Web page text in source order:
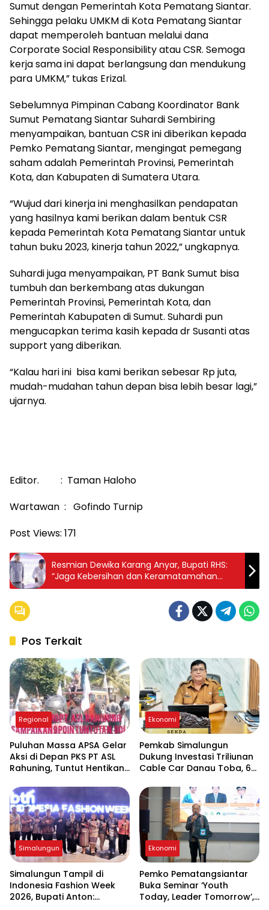
Sumut dengan Pemerintah Kota Pematang Siantar.
Sehingga pelaku UMKM di Kota Pematang Siantar
dapat memperoleh bantuan melalui dana
Corporate Social Responsibility atau CSR. Semoga
kerja sama ini dapat berlangsung dan mendukung
para UMKM,” tukas Erizal.
Sebelumnya Pimpinan Cabang Koordinator Bank
Sumut Pematang Siantar Suhardi Sembiring
menyampaikan, bantuan CSR ini diberikan kepada
Pemko Pematang Siantar, mengingat pemegang
saham adalah Pemerintah Provinsi, Pemerintah
Kota, dan Kabupaten di Sumatera Utara.
“Wujud dari kinerja ini menghasilkan pendapatan
yang hasilnya kami berikan dalam bentuk CSR
kepada Pemerintah Kota Pematang Siantar untuk
tahun buku 2023, kinerja tahun 2022,” ungkapnya.
Suhardi juga menyampaikan, PT Bank Sumut bisa
tumbuh dan berkembang atas dukungan
Pemerintah Provinsi, Pemerintah Kota, dan
Pemerintah Kabupaten di Sumut. Suhardi pun
mengucapkan terima kasih kepada dr Susanti atas
support yang diberikan.
“Kalau hari ini bisa kami berikan sebesar Rp juta,
mudah-mudahan tahun depan bisa lebih besar lagi,”
ujarnya.
Editor. : Taman Haloho
Wartawan : Gofindo Turnip
Post Views: 171
Resmian Dewika Karang Anyar, Bupati RHS:
“Jaga Kebersihan dan Keramatamahan
Terhadap Pengunjung
Pos Terkait
Regional
Puluhan Massa APSA Gelar
Aksi di Depan PKS PT ASL
Rahuning, Tuntut Hentikan
Sungai Asahan
Ekonomi
Pemkab Simalungun
Dukung Investasi Triliunan
Cable Car Danau Toba, 60
Simalungun
Simalungun Tampil di
Indonesia Fashion Week
2026, Bupati Anton:
Ekonomi
Pemko Pematangsiantar
Buka Seminar ‘Youth
Today, Leader Tomorrow’,